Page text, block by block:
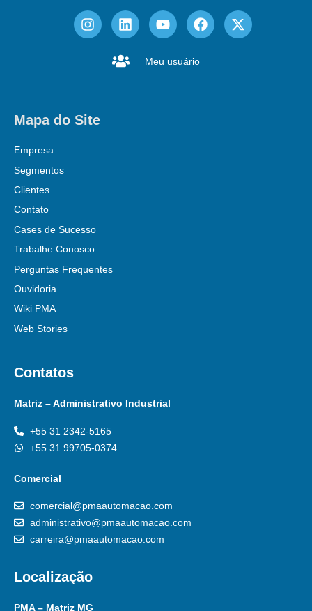
Meu usuário
Mapa do Site
Empresa
Segmentos
Clientes
Contato
Cases de Sucesso
Trabalhe Conosco
Perguntas Frequentes
Ouvidoria
Wiki PMA
Web Stories
Contatos
Matriz – Administrativo Industrial
+55 31 2342-5165
+55 31 99705-0374
Comercial
comercial@pmaautomacao.com
administrativo@pmaautomacao.com
carreira@pmaautomacao.com
Localização
PMA – Matriz MG